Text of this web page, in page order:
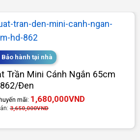
Bảo hành tại nhà
Trần Mini Cánh Ngắn 65cm
Đen
mãi: 1,680,000VND
3,650,000VND